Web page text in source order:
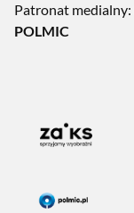
Patronat medialny:
POLMIC